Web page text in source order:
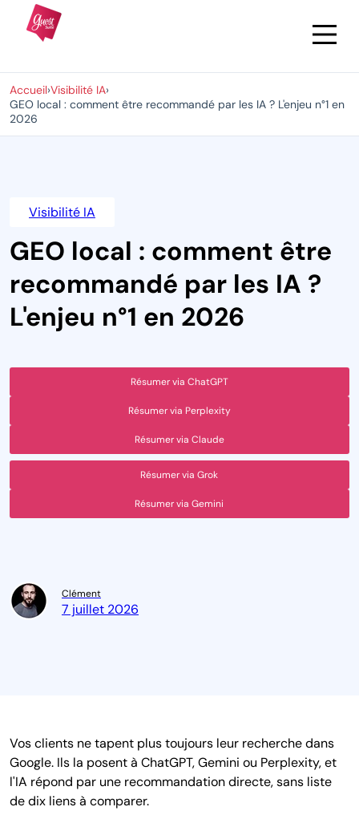
Accueil›Visibilité IA›
GEO local : comment être recommandé par les IA ? L'enjeu n°1 en
2026
Visibilité IA
GEO local : comment être
recommandé par les IA ?
L'enjeu n°1 en 2026
Résumer via ChatGPT
Résumer via Perplexity
Résumer via Claude
Résumer via Grok
Résumer via Gemini
Clément
7 juillet 2026
Vos clients ne tapent plus toujours leur recherche dans
Google. Ils la posent à ChatGPT, Gemini ou Perplexity, et
l'IA répond par une recommandation directe, sans liste
de dix liens à comparer.